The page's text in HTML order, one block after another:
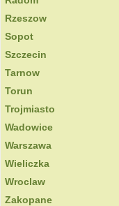
Rzeszow
Sopot
Szczecin
Tarnow
Torun
Trojmiasto
Wadowice
Warszawa
Wieliczka
Wroclaw
Zakopane